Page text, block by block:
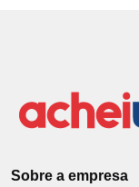
Sobre a empresa